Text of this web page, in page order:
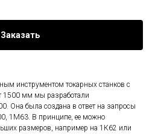
Заказать
инструментом токарных станков с
1500 мм мы разработали
Она была создана в ответ на запросы
1М63. В принципе, ее можно
размеров, например на 1К62 или